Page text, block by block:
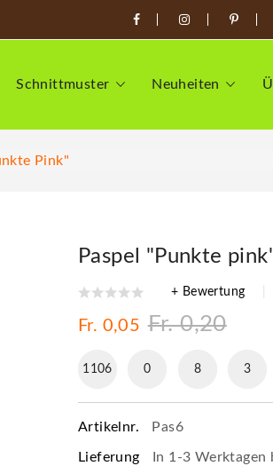
Schnittmuster Neuheiten
Pink"
Paspel "Punkte
+ Bewertung
Fr. 0,05 Fr. 0,20
1106 0 8 2
Artikelnr. Pas6
Lieferung In 1-3 Werktagen